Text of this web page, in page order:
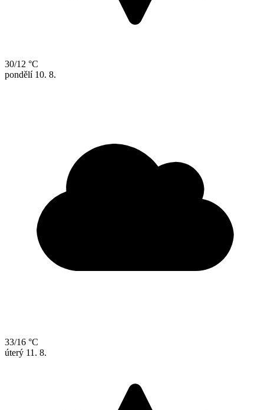
30/12 °C
pondělí 10. 8.
33/16 °C
úterý 11. 8.